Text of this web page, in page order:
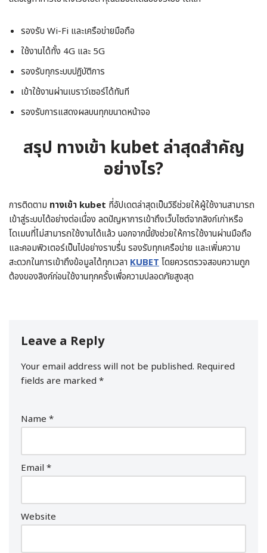
รองรับ Wi-Fi และเครือข่ายมือถือ
ใช้งานได้ทั้ง 4G และ 5G
รองรับทุกระบบปฏิบัติการ
เข้าใช้งานผ่านเบราว์เซอร์ได้ทันที
รองรับการแสดงผลบนทุกขนาดหน้าจอ
สรุป ทางเข้า kubet ล่าสุดสำคัญ
อย่างไร?
การติดตาม ทางเข้า kubet ที่อัปเดตล่าสุดเป็นวิธีช่วยให้ผู้ใช้งานสามารถ
เข้าสู่ระบบได้อย่างต่อเนื่อง ลดปัญหาการเข้าถึงเว็บไซต์จากลิงก์เก่าหรือ
โดเมนที่ไม่สามารถใช้งานได้แล้ว นอกจากนี้ยังช่วยให้การใช้งานผ่านมือถือ
และคอมพิวเตอร์เป็นไปอย่างราบรื่น รองรับทุกเครือข่าย และเพิ่มความ
สะดวกในการเข้าถึงข้อมูลได้ทุกเวลา KUBET โดยควรตรวจสอบความถูก
ต้องของลิงก์ก่อนใช้งานทุกครั้งเพื่อความปลอดภัยสูงสุด
Leave a Reply
Your email address will not be published. Required
fields are marked *
Name *
Email *
Website